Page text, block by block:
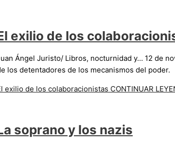
exilio de los
Ángel Juristo/ Libros, nocturnidad y… 12 de
los detentadores de los mecanismos del poder.
exilio de los colaboracionistas CONTINUAR
soprano y los nazis